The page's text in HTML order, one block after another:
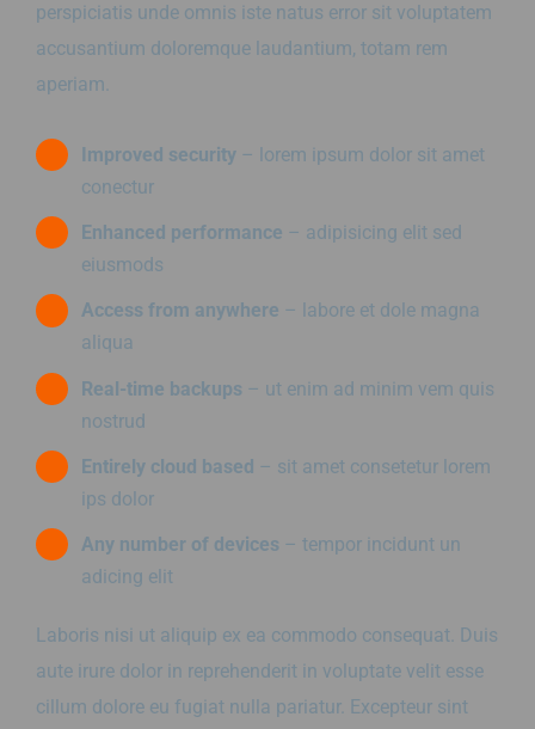
perspiciatis unde omnis iste natus error sit voluptatem
accusantium doloremque laudantium, totam rem
aperiam.
Improved security – lorem ipsum dolor sit amet
conectur
Enhanced performance – adipisicing elit sed
eiusmods
Access from anywhere – labore et dole magna
aliqua
Real-time backups – ut enim ad minim vem quis
nostrud
Entirely cloud based – sit amet consetetur lorem
ips dolor
Any number of devices – tempor incidunt un
adicing elit
Laboris nisi ut aliquip ex ea commodo consequat. Duis
aute irure dolor in reprehenderit in voluptate velit esse
cillum dolore eu fugiat nulla pariatur. Excepteur sint